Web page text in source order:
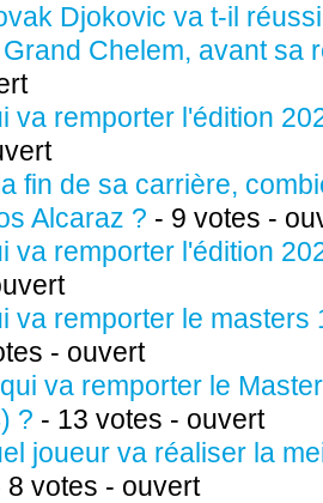
Djokovic va t-il
Chelem, avant sa
va remporter l'édition
fin de sa carrière,
Alcaraz ? - 9 votes -
va remporter l'édition
va remporter le masters
- ouvert
va remporter le
? - 13 votes - ouvert
joueur va réaliser la
8 votes - ouvert